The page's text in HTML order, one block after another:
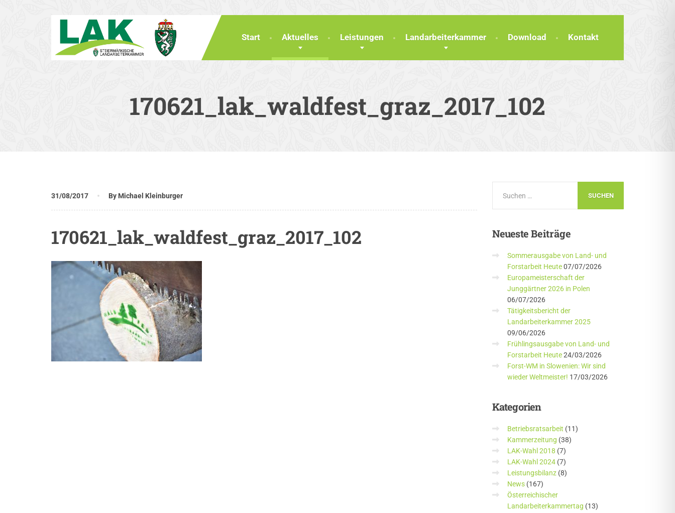
Start Aktuelles Leistungen Landarbeiterkammer Download Kontakt
170621_lak_waldfest_graz_2017_102
31/08/2017 By Michael Kleinburger
170621_lak_waldfest_graz_2017_102 NeuesteBeiträge
Sommerausgabe von Land- und
Forstarbeit Heute 07/07/2026
Europameisterschaft der
Junggärtner 2026 in Polen
06/07/2026
Tätigkeitsbericht der
Landarbeiterkammer 2025
09/06/2026
Frühlingsausgabe von Land- und
Forstarbeit Heute 24/03/2026
Forst-WM in Slowenien: Wir sind
wieder Weltmeister! 17/03/2026
Kategorien
Betriebsratsarbeit (11)
Kammerzeitung (38)
LAK-Wahl 2018 (7)
LAK-Wahl 2024(7)
Leistungsbilanz(8)
News(167)
Österreichischer
Landarbeiterkammertag (13)